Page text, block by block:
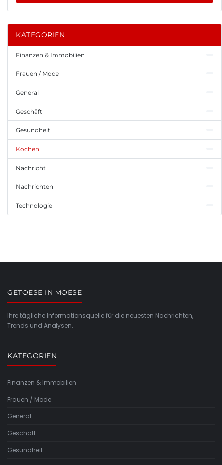
KATEGORIEN
Finanzen & Immobilien
Frauen / Mode
General
Geschäft
Gesundheit
Kochen
Nachricht
Nachrichten
Technologie
GETOESE IN MOESE
Ihre tägliche Informationsquelle für die neuesten Nachrichten,
Trends und Analysen.
KATEGORIEN
Finanzen & Immobilien
Frauen / Mode
General
Geschäft
Gesundheit